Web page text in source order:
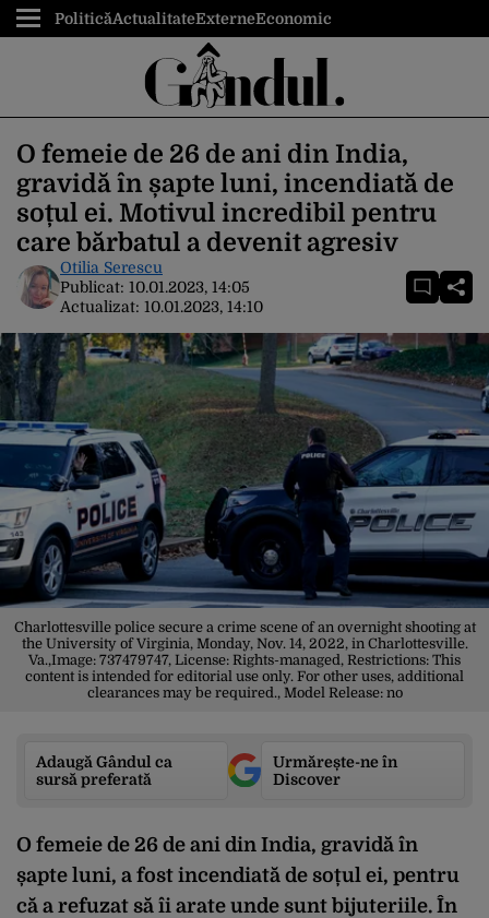
PoliticăActualitateExterneEconomic
O femeie de 26 de ani din India,
gravidă în șapte luni, incendiată de
soțul ei. Motivul incredibil pentru
care bărbatul a devenit agresiv
Otilia Serescu
Publicat: 10.01.2023, 14:05
Actualizat: 10.01.2023, 14:10
Charlottesville police secure a crime scene of an overnight shooting at
the University of Virginia, Monday, Nov. 14, 2022, in Charlottesville.
Va.,Image: 737479747, License: Rights-managed, Restrictions: This
content is intended for editorial use only. For other uses, additional
clearances may be required., Model Release: no
Adaugă Gândul ca
sursă preferată
Urmărește-ne în
Discover
O femeie de 26 de ani din India, gravidă în
șapte luni, a fost incendiată de soțul ei, pentru
că a refuzat să îi arate unde sunt bijuteriile. În